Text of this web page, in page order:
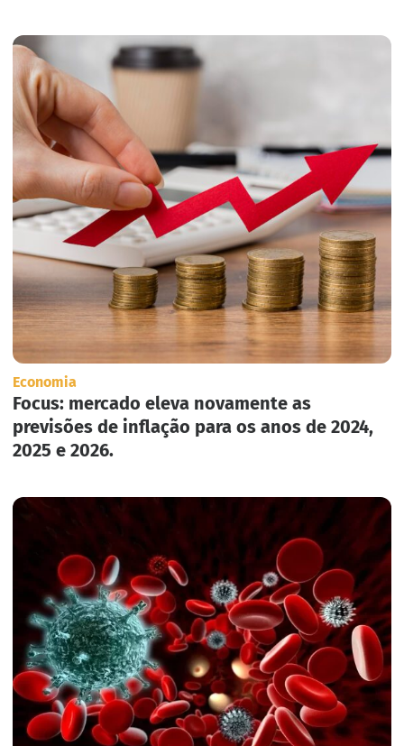
Economia
Focus: mercado eleva novamente as
previsões de inflação para os anos de 2024,
2025 e 2026.